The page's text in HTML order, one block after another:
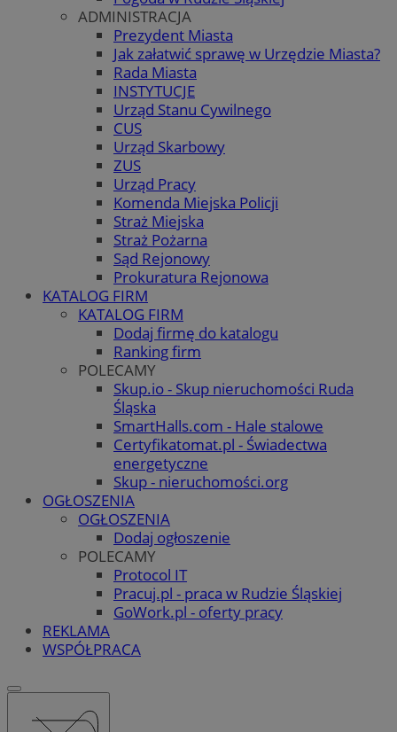
ADMINISTRACJA
Prezydent Miasta
Jak załatwić sprawę w Urzędzie Miasta?
Rada Miasta
INSTYTUCJE
Urząd Stanu Cywilnego
CUS
Urząd Skarbowy
ZUS
Urząd Pracy
Komenda Miejska Policji
Straż Miejska
Straż Pożarna
Sąd Rejonowy
Prokuratura Rejonowa
KATALOG FIRM
KATALOG FIRM
Dodaj firmę do katalogu
Ranking firm
POLECAMY
Skup.io - Skup nieruchomości Ruda
Śląska
SmartHalls.com - Hale stalowe
Certyfikatomat.pl - Świadectwa
energetyczne
Skup - nieruchomości.org
OGŁOSZENIA
OGŁOSZENIA
Dodaj ogłoszenie
POLECAMY
Protocol IT
Pracuj.pl - praca w Rudzie Śląskiej
GoWork.pl - oferty pracy
REKLAMA
WSPÓŁPRACA